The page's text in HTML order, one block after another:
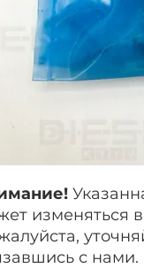
изменяться
с нами.